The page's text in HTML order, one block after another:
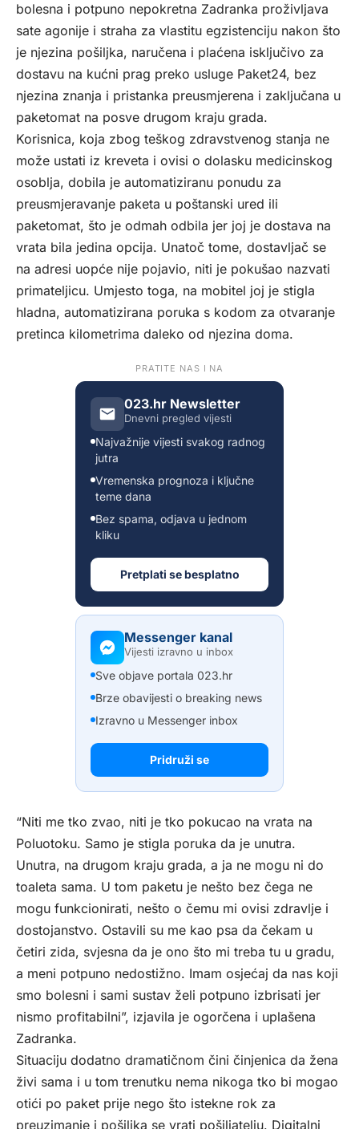
bolesna i potpuno nepokretna Zadranka proživljava
sate agonije i straha za vlastitu egzistenciju nakon što
je njezina pošiljka, naručena i plaćena isključivo za
dostavu na kućni prag preko usluge Paket24, bez
njezina znanja i pristanka preusmjerena i zaključana u
paketomat na posve drugom kraju grada.
Korisnica, koja zbog teškog zdravstvenog stanja ne
može ustati iz kreveta i ovisi o dolasku medicinskog
osoblja, dobila je automatiziranu ponudu za
preusmjeravanje paketa u poštanski ured ili
paketomat, što je odmah odbila jer joj je dostava na
vrata bila jedina opcija. Unatoč tome, dostavljač se
na adresi uopće nije pojavio, niti je pokušao nazvati
primateljicu. Umjesto toga, na mobitel joj je stigla
hladna, automatizirana poruka s kodom za otvaranje
pretinca kilometrima daleko od njezina doma.
PRATITE NAS I NA
023.hr Newsletter
Dnevni pregled vijesti
Najvažnije vijesti svakog radnog
jutra
Vremenska prognoza i ključne
teme dana
Bez spama, odjava u jednom
kliku
Pretplati se besplatno
Messenger kanal
Vijesti izravno u inbox
Sve objave portala 023.hr
Brze obavijesti o breaking news
Izravno u Messenger inbox
Pridruži se
“Niti me tko zvao, niti je tko pokucao na vrata na
Poluotoku. Samo je stigla poruka da je unutra.
Unutra, na drugom kraju grada, a ja ne mogu ni do
toaleta sama. U tom paketu je nešto bez čega ne
mogu funkcionirati, nešto o čemu mi ovisi zdravlje i
dostojanstvo. Ostavili su me kao psa da čekam u
četiri zida, svjesna da je ono što mi treba tu u gradu,
a meni potpuno nedostižno. Imam osjećaj da nas koji
smo bolesni i sami sustav želi potpuno izbrisati jer
nismo profitabilni”, izjavila je ogorčena i uplašena
Zadranka.
Situaciju dodatno dramatičnom čini činjenica da žena
živi sama i u tom trenutku nema nikoga tko bi mogao
otići po paket prije nego što istekne rok za
preuzimanje i pošiljka se vrati pošiljatelju. Digitalni